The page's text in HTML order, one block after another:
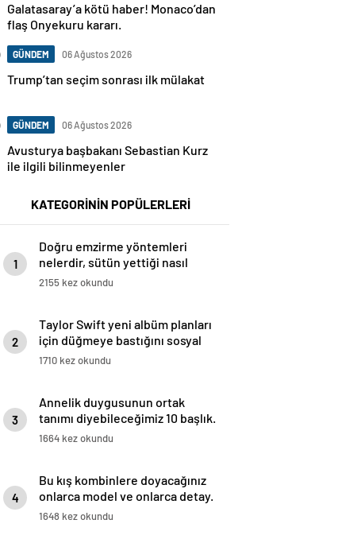
Galatasaray’a kötü haber! Monaco’dan
flaş Onyekuru kararı.
GÜNDEM 06 Ağustos 2026
Trump’tan seçim sonrası ilk mülakat
GÜNDEM 06 Ağustos 2026
Avusturya başbakanı Sebastian Kurz
ile ilgili bilinmeyenler
KATEGORİNİN POPÜLERLERİ
1
Doğru emzirme yöntemleri
nelerdir, sütün yettiği nasıl
anlaşılır?
2155 kez okundu
2
Taylor Swift yeni albüm planları
için düğmeye bastığını sosyal
medyadan duyurdu!
1710 kez okundu
3
Annelik duygusunun ortak
tanımı diyebileceğimiz 10 başlık.
1664 kez okundu
4
Bu kış kombinlere doyacağınız
onlarca model ve onlarca detay.
1648 kez okundu